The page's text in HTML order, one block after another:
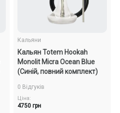
Кальяни
Кальян Totem Hookah
Monolit Micra Ocean Blue
(Синій, повний комплект)
0 Відгуків
Ціна:
4750 грн